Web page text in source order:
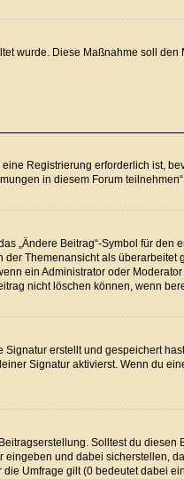
wurde. Diese Maßnahme soll den
Registrierung erforderlich ist,
in diesem Forum
„Ändere Beitrag“-Symbol für den
Themenansicht als überarbeitet
ein Administrator oder
nicht löschen können, wenn
erstellt und gespeichert
Signatur aktivierst. Wenn du
Solltest du diesen
und dabei sicherstellen,
Umfrage gilt (0 bedeutet dabei